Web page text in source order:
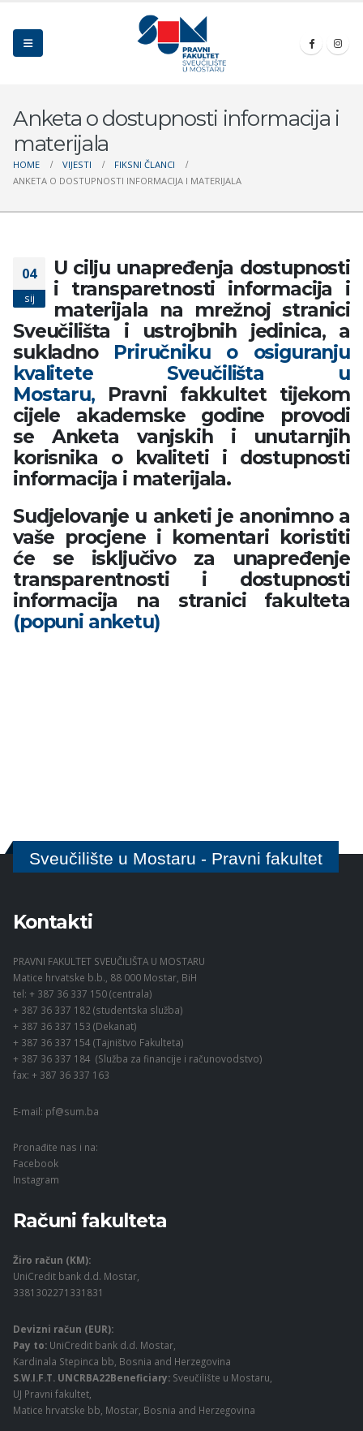
Anketa o dostupnosti informacija i
materijala
HOME VIJESTI
FIKSNI ČLANCI
ANKETA O DOSTUPNOSTI INFORMACIJA I MATERIJALA
04
sij
U cilju unapređenja dostupnosti
i transparetnosti informacija i
materijala na mrežnoj stranici
Sveučilišta i ustrojbnih jedinica, a
sukladno Priručniku o osiguranju
kvalitete Sveučilišta u
Mostaru,Pravni fakkultet tijekom
cijele akademske godine provodi
se Anketa vanjskih i unutarnjih
korisnika okvaliteti i dostupnosti
informacija i materijala.
Sudjelovanje u anketi je anonimno a
vaše procjene i komentari koristiti
će se isključivo za unapređenje
transparentnosti i dostupnosti
informacija na stranici fakulteta
(popuni anketu)
Sveučilište u Mostaru - Pravni fakultet
Kontakti
PRAVNI FAKULTET SVEUČILIŠTA U MOSTARU
Matice hrvatske b.b., 88 000 Mostar, BiH
tel: + 387 36 337 150 (centrala)
+ 387 36 337 182 (studentska služba)
+ 387 36 337 153 (Dekanat)
+ 387 36 337 154 (Tajništvo Fakulteta)
+ 387 36 337 184 (Služba za financije i računovodstvo)
fax: + 387 36 337 163
E-mail: pf@sum.ba
Pronađite nas i na:
Facebook
Instagram
Računi fakulteta
Žiro račun (KM):
UniCredit bank d.d. Mostar,
3381302271331831
Devizni račun (EUR):
Pay to: UniCredit bank d.d. Mostar,
Kardinala Stepinca bb, Bosnia and Herzegovina
S.W.I.F.T. UNCRBA22Beneficiary: Sveučilište u Mostaru,
UJ Pravni fakultet,
Matice hrvatske bb, Mostar, Bosnia and Herzegovina